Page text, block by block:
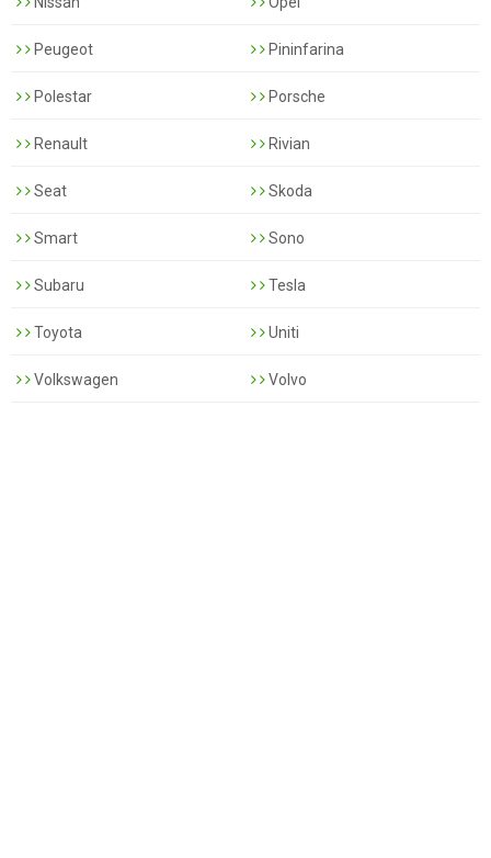
Peugeot Pininfarina
Polestar Porsche
Renault Rivian
Seat Skoda
Smart Sono
Subaru Tesla
Toyota Uniti
Volkswagen Volvo